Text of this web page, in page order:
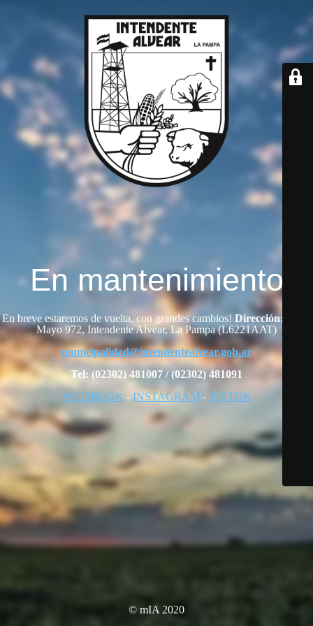
En mantenimiento
En breve estaremos de vuelta, con grandes cambios! Dirección:
Mayo 972, Intendente Alvear, La Pampa (L6221AAT)
municipalidad@intendentealvear.gob.ar
Tel: (02302) 481007 / (02302) 481091
FACEBOOK - INSTAGRAM- TIKTOK
© mIA 2020